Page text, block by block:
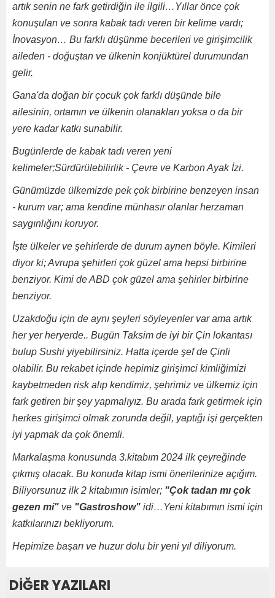
artık senin ne fark getirdiğin ile ilgili…Yıllar önce çok
konuşulan ve sonra kabak tadı veren bir kelime vardı;
İnovasyon… Bu farklı düşünme becerileri ve girişimcilik
aileden - doğuştan ve ülkenin konjüktürel durumundan
gelir.
Gana'da doğan bir çocuk çok farklı düşünde bile
ailesinin, ortamın ve ülkenin olanakları yoksa o da bir
yere kadar katkı sunabilir.
Bugünlerde de kabak tadı veren yeni
kelimeler;Sürdürülebilirlik - Çevre ve Karbon Ayak İzi.
Günümüzde ülkemizde pek çok birbirine benzeyen insan
- kurum var; ama kendine münhasır olanlar herzaman
saygınlığını koruyor.
İşte ülkeler ve şehirlerde de durum aynen böyle. Kimileri
diyor ki; Avrupa şehirleri çok güzel ama hepsi birbirine
benziyor. Kimi de ABD çok güzel ama şehirler birbirine
benziyor.
Uzakdoğu için de aynı şeyleri söyleyenler var ama artık
her yer heryerde.. Bugün Taksim de iyi bir Çin lokantası
bulup Sushi yiyebilirsiniz. Hatta içerde şef de Çinli
olabilir. Bu rekabet içinde hepimiz girişimci kimliğimizi
kaybetmeden risk alıp kendimiz, şehrimiz ve ülkemiz için
fark getiren bir şey yapmalıyız. Bu arada fark getirmek için
herkes girişimci olmak zorunda değil, yaptığı işi gerçekten
iyi yapmak da çok önemli.
Markalaşma konusunda 3.kitabım 2024 ilk çeyreğinde
çıkmış olacak. Bu konuda kitap ismi önerilerinize açığım.
Biliyorsunuz ilk 2 kitabımın isimler; "Çok tadan mı çok
gezen mi" ve "Gastroshow" idi…Yeni kitabımın ismi için
katkılarınızı bekliyorum.
Hepimize başarı ve huzur dolu bir yeni yıl diliyorum.
DİĞER YAZILARI